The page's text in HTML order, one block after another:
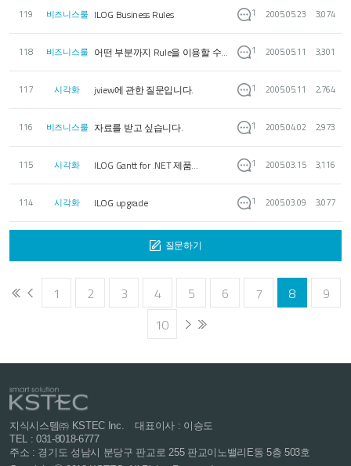
119 비즈니스룰 ILOG Business Rules 1 2005.05.23 3,074
118 비즈니스룰 어떤 부분까지 Rule을 이용할 수... 1 2005.05.11 3,301
117 시각화 jview에 관한 질문입니다. 1 2005.05.11 2,764
116 비즈니스룰 자료를 받고 싶습니다. 1 2005.04.02 2,973
115 시각화 ILOG Gantt for .NET 제품... 1 2005.03.15 3,116
114 시각화 ILOG upgrade 1 2005.03.09 3,077
질문하기
1 2 3 4 5 6 7 8
9
10
지식시스템㈜ KSTEC Inc.
대표이사 : 이승도
TEL : 031-8018-6777
주소 : 경기도 성남시 분당구 판교로 255 판교이노밸리E동 5층 503호